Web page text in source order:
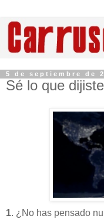
5 de septiembre de
Sé lo que
1. ¿No has pensado